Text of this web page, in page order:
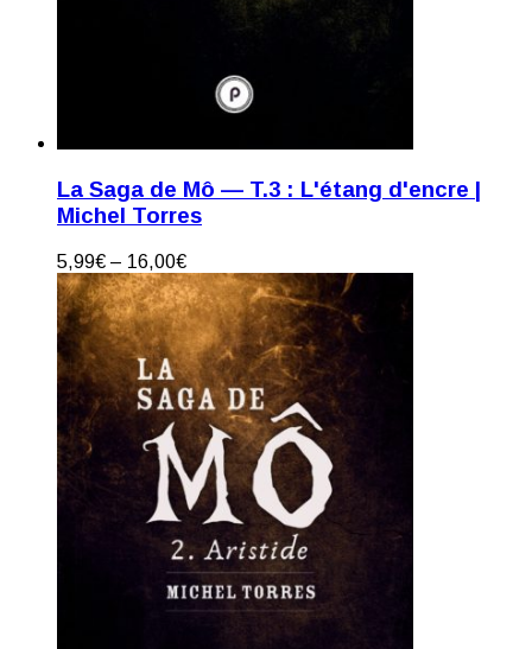
La Saga de Mô — T.3 : L'étang d'encre |
Michel Torres
5,99€ – 16,00€